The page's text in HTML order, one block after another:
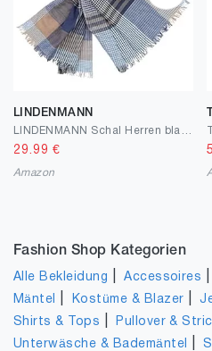
LINDENMANN
29.99 €
Amazon
Fashion Shop Kategorien
Alle Bekleidung |Accessoires
Mäntel Kostüme & Blazer |
Shirts & Tops Pullover &
Unterwäsche & Bademäntel |